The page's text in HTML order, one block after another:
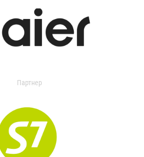
Партнер